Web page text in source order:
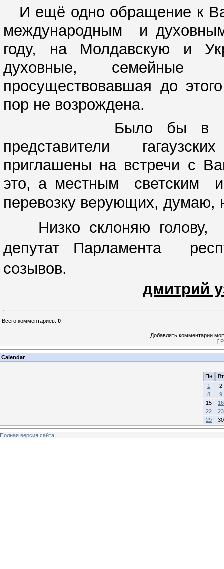
И ещё одно обращение к
международным и
году, на Молдавскую и
духовные,
просуществовавшая до
пор не возрождена.
Было бы в высшей
представители
приглашены на встречи с
это, а местным светским
перевозку верующих, думаю,
Низко склоняю голову,
депутат Парламента
созывов. 17
дмитрий
Всего комментариев: 0
Добавлять комментарии
[
Calendar
Пн
Вт
1
2
8
9
15
16
22
23
29
30
Полная версия сайта